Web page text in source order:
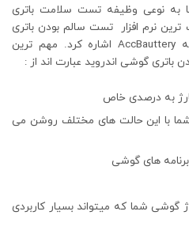
نوعی وظیفه تست سلامت باتری
ترین نرم افزار تست سالم بودن باتری
گوشی اندروید می توان به برنامه AccBauttery اشاره کرد. مهم ترین
باتری گوشی اندروید عبارت اند از :
به درصدی خاص
با این حالت های مختلف روشن می
های گوشی
گوشی شما که میتواند بسیار کاربردی